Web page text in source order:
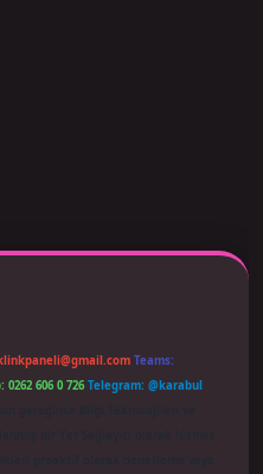
Teams:
606 0 726 Telegram: @karabul